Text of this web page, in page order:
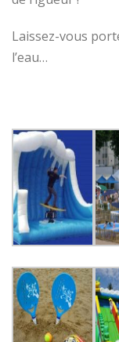
Laissez-vous
l’eau…